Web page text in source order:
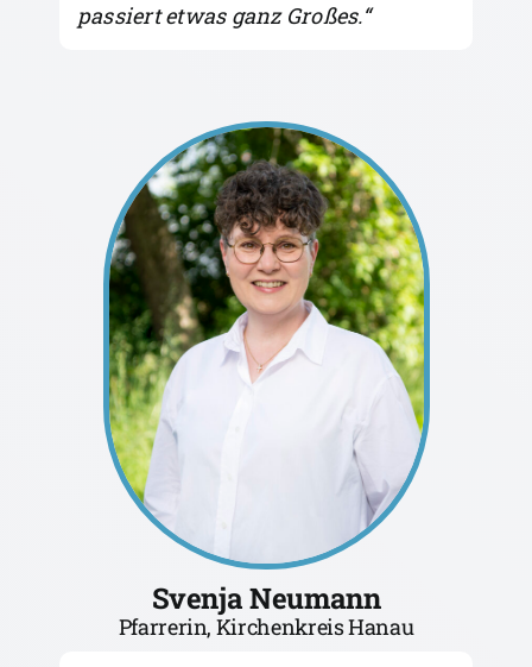
passiert etwas ganz Großes.“
Svenja Neumann
Pfarrerin, Kirchenkreis Hanau